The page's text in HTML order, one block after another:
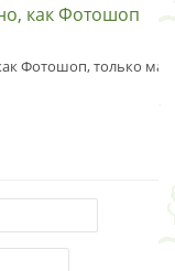
как Фотошоп
Фотошоп, только